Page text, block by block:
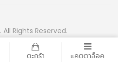
. All Rights Reserved.
ตะกร้า แคตตาล็อค